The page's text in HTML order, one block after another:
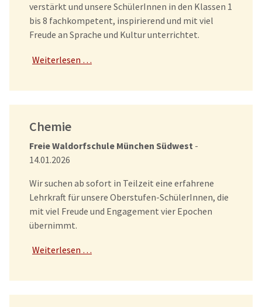
verstärkt und unsere SchülerInnen in den Klassen 1
bis 8 fachkompetent, inspirierend und mit viel
Freude an Sprache und Kultur unterrichtet.
Weiterlesen …
Chemie
Freie Waldorfschule München Südwest -
14.01.2026
Wir suchen ab sofort in Teilzeit eine erfahrene
Lehrkraft für unsere Oberstufen-SchülerInnen, die
mit viel Freude und Engagement vier Epochen
übernimmt.
Weiterlesen …